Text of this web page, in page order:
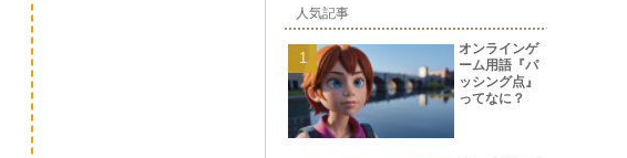
人気記事
オンラインゲ
ーム用語『パ
ッシング点』
ってなに？